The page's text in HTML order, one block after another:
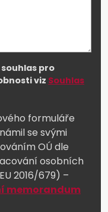
pro
viz Souhlas
formuláře
se svými
OÚ dle
osobních
2016/679) –
memorandum